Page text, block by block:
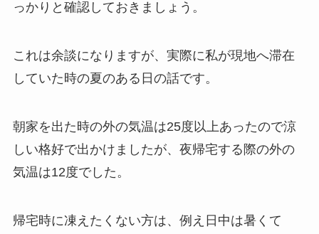
っかりと確認しておきましょう。
これは余談になりますが、実際に私が現地へ滞在
していた時の夏のある日の話です。
朝家を出た時の外の気温は25度以上あったので涼
しい格好で出かけましたが、夜帰宅する際の外の
気温は12度でした。
帰宅時に凍えたくない方は、例え日中は暑くて